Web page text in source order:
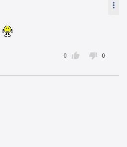


0  0